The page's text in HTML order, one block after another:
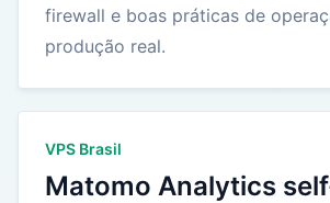
firewall e boas práticas de
produção real.
VPS Brasil
Matomo Analytics